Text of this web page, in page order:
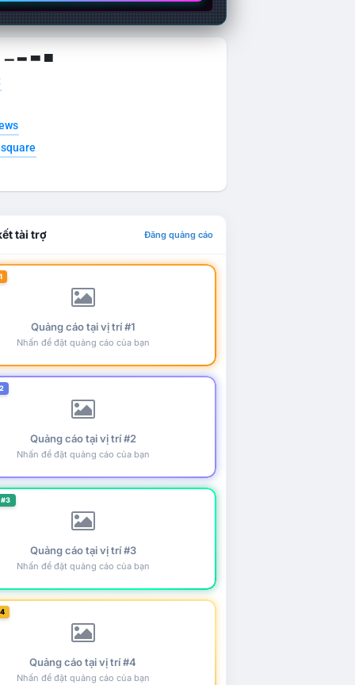
▁ ▂ ▃ ▄
tài trợ Đăng quảng cáo
Quảng cáo tại vị trí #1
Nhấn để đặt quảng cáo của bạn
Quảng cáo tại vị trí #2
Nhấn để đặt quảng cáo của bạn
Quảng cáo tại vị trí #3
Nhấn để đặt quảng cáo của bạn
Quảng cáo tại vị trí #4
Nhấn để đặt quảng cáo của bạn